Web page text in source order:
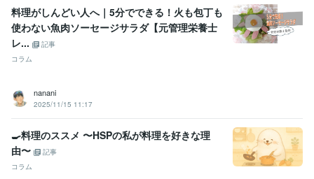
長崎県立長崎シーボルト大学 2001年3月 ~ 2005年2月
料理がしんどい人へ｜5分でできる！火も包丁も
使わない魚肉ソーセージサラダ【元管理栄養士
レ...
記事
コラム
nanani
2025/11/15 11:17
🍳料理のススメ 〜HSPの私が料理を好きな理
由〜
記事
コラム